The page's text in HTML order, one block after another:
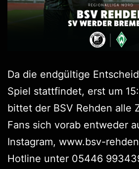
Da die endgültige
Spiel stattfindet, erst um
bittet der BSV Rehden alle
Fans sich vorab entweder
Instagram, www.bsv-
Hotline unter 05446